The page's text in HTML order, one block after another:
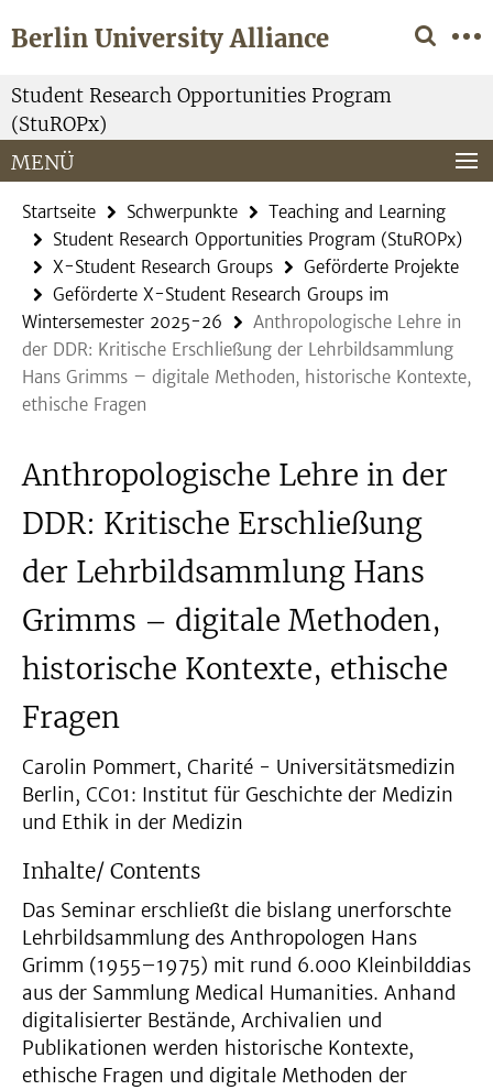
direkt
Inhalt
Berlin University Alliance
Service-
Navigation
Student Research Opportunities Program
(StuROPx)
MENÜ
Startseite Schwerpunkte
Teaching and Learning
Student Research Opportunities Program (StuROPx)
X-Student Research Groups
Geförderte Projekte
Geförderte X-Student Research Groups im
Wintersemester 2025-26
Anthropologische Lehre in
der DDR: Kritische Erschließung der Lehrbildsammlung
Hans Grimms – digitale Methoden, historische Kontexte,
ethische Fragen
Anthropologische Lehre in der
DDR: Kritische Erschließung
der Lehrbildsammlung Hans
Grimms – digitale Methoden,
historische Kontexte, ethische
Fragen
Carolin Pommert, Charité - Universitätsmedizin
Berlin, CC01: Institut für Geschichte der Medizin
und Ethik in der Medizin
Inhalte/ Contents
Das Seminar erschließt die bislang unerforschte
Lehrbildsammlung des Anthropologen Hans
Grimm (1955–1975) mit rund 6.000 Kleinbilddias
aus der Sammlung Medical Humanities. Anhand
digitalisierter Bestände, Archivalien und
Publikationen werden historische Kontexte,
ethische Fragen und digitale Methoden der